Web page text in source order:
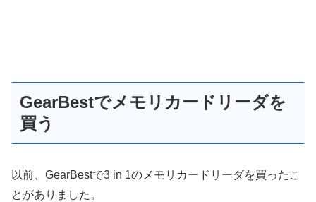
GearBestでメモリカードリーダを
買う
以前、GearBestで3 in 1のメモリカードリーダを買ったこ
とがありました。